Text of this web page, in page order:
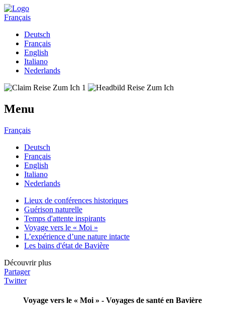
Français
Deutsch
Français
English
Italiano
Nederlands
Menu
Français
Deutsch
Français
English
Italiano
Nederlands
Lieux de conférences historiques
Guérison naturelle
Temps d'attente inspirants
Voyage vers le « Moi »
L’expérience d’une nature intacte
Les bains d'état de Bavière
Découvrir plus
Partager
Twitter
Voyage vers le « Moi » - Voyages de santé en Bavière